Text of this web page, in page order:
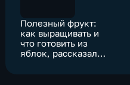
Полезный фрукт:
как выращивать и
что готовить из
яблок, рассказали